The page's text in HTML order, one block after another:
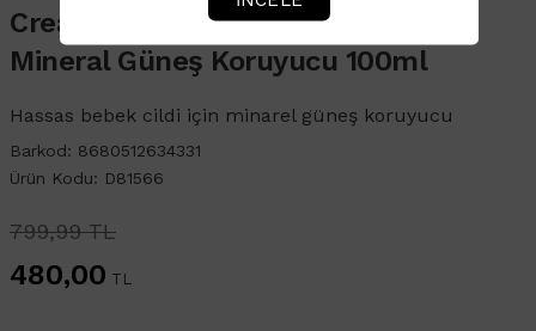
Cream SPF 50+ Bebekler İçin
Mineral Güneş Koruyucu 100ml
Hassas bebek cildi için minarel güneş koruyucu
Barkod: 8680512634331
Ürün Kodu: D81566
799,99 TL
480,00 TL